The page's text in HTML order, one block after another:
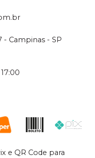
- Campinas - SP
e QR Code para